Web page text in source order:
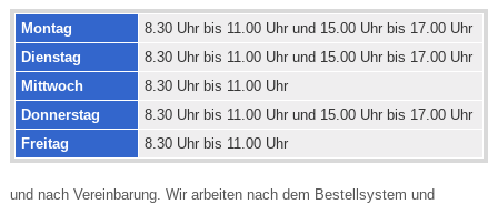
Montag
8.30 Uhr bis 11.00 Uhr und 15.00 Uhr bis 17.00 Uhr
Dienstag
8.30 Uhr bis 11.00 Uhr und 15.00 Uhr bis 17.00 Uhr
Mittwoch
8.30 Uhr bis 11.00 Uhr
Donnerstag
8.30 Uhr bis 11.00 Uhr und 15.00 Uhr bis 17.00 Uhr
Freitag
8.30 Uhr bis 11.00 Uhr
und nach Vereinbarung. Wir arbeiten nach dem Bestellsystem und